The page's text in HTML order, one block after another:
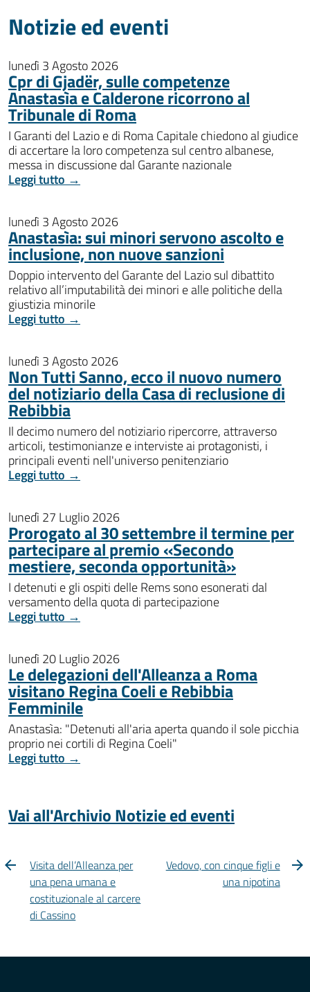
Notizie ed eventi
lunedì 3 Agosto 2026
Cpr di Gjadër, sulle competenze
Anastasìa e Calderone ricorrono al
Tribunale di Roma
I Garanti del Lazio e di Roma Capitale chiedono al giudice
di accertare la loro competenza sul centro albanese,
messa in discussione dal Garante nazionale
Leggi tutto →
lunedì 3 Agosto 2026
Anastasìa: sui minori servono ascolto e
inclusione, non nuove sanzioni
Doppio intervento del Garante del Lazio sul dibattito
relativo all’imputabilità dei minori e alle politiche della
giustizia minorile
Leggi tutto →
lunedì 3 Agosto 2026
Non Tutti Sanno, ecco il nuovo numero
del notiziario della Casa di reclusione di
Rebibbia
Il decimo numero del notiziario ripercorre, attraverso
articoli, testimonianze e interviste ai protagonisti, i
principali eventi nell'universo penitenziario
Leggi tutto →
lunedì 27 Luglio 2026
Prorogato al 30 settembre il termine per
partecipare al premio «Secondo
mestiere, seconda opportunità»
I detenuti e gli ospiti delle Rems sono esonerati dal
versamento della quota di partecipazione
Leggi tutto →
lunedì 20 Luglio 2026
Le delegazioni dell'Alleanza a Roma
visitano Regina Coeli e Rebibbia
Femminile
Anastasìa: "Detenuti all'aria aperta quando il sole picchia
proprio nei cortili di Regina Coeli"
Leggi tutto →
Vai all'Archivio Notizie ed eventi
Visita dell’Alleanza per
una pena umana e
costituzionale al carcere
di Cassino
Vedovo, con cinque figli e
una nipotina